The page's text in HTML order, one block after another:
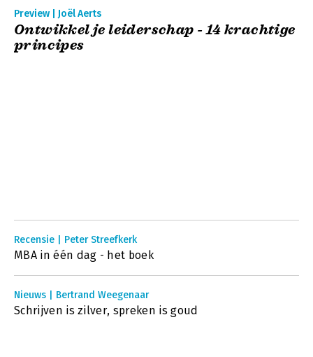
Preview | Joël Aerts
Ontwikkel je leiderschap - 14 krachtige
principes
Recensie | Peter Streefkerk
MBA in één dag - het boek
Nieuws | Bertrand Weegenaar
Schrijven is zilver, spreken is goud